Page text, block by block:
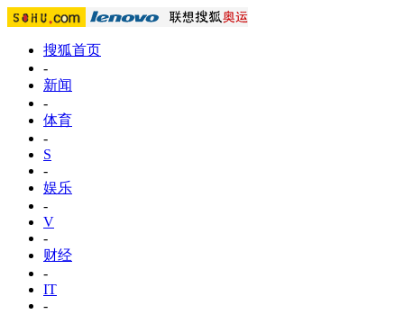
搜狐首页
-
新闻
-
体育
-
S
-
娱乐
-
V
-
财经
-
IT
-